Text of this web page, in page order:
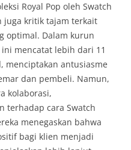
Royal Pop oleh Swatch
juga kritik tajam terkait
optimal. Dalam kurun
mencatat lebih dari 11
menciptakan antusiasme
dan pembeli. Namun,
kolaborasi,
terhadap cara Swatch
menegaskan bahwa
bagi klien menjadi